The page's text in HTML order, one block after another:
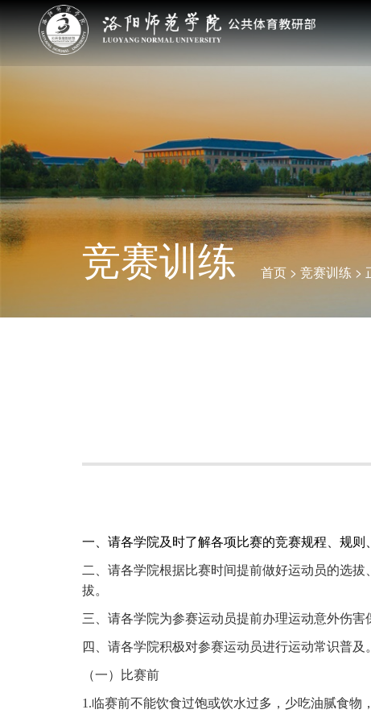
竞赛训练 首页 > 竞赛训练 >
一、请各学院及时了解各项比赛的竞赛规程、规
二、请各学院根据比赛时间提前做好运动员的选
拔。
三、请各学院为参赛运动员提前办理运动意外伤害
四、请各学院积极对参赛运动员进行运动常识普及
（一） 比赛前
1.临赛前不能饮食过饱或饮水过多，少吃油腻食物